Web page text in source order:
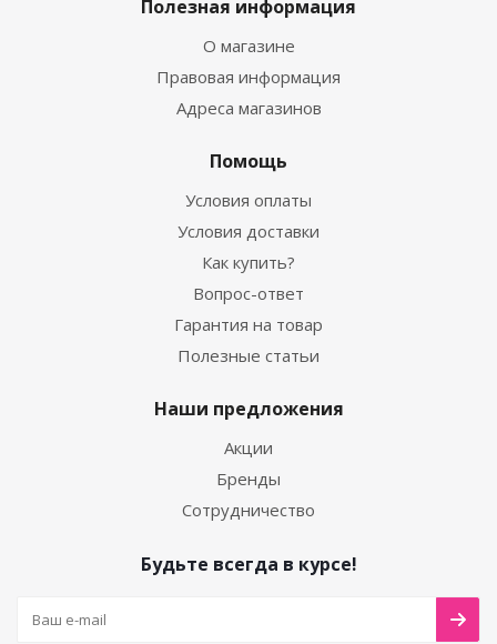
Полезная информация
О магазине
Правовая информация
Адреса магазинов
Помощь
Условия оплаты
Условия доставки
Как купить?
Вопрос-ответ
Гарантия на товар
Полезные статьи
Наши предложения
Акции
Бренды
Сотрудничество
Будьте всегда в курсе!